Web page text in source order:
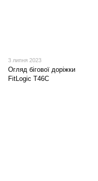
3 липня 2023
Огляд бігової доріжки
FitLogic T46C